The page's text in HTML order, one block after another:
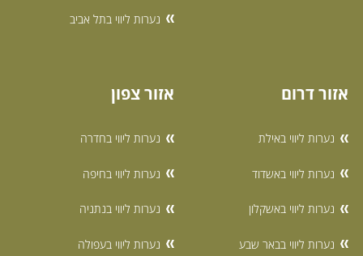
נערות ליווי בתל אביב
אזור דרום
נערות ליווי באילת
נערות ליווי באשדוד
נערות ליווי באשקלון
נערות ליווי בבאר שבע
אזור צפון
נערות ליווי בחדרה
נערות ליווי בחיפה
נערות ליווי בנתניה
נערות ליווי בעפולה